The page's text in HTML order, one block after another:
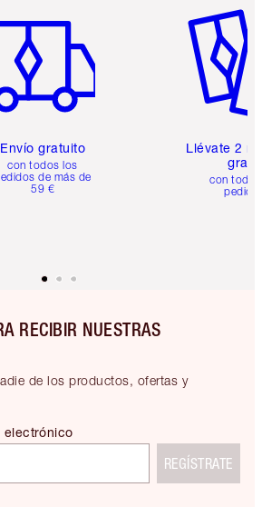
Envío gratuito
con todos los
de más de
59 €
Llévate 2
gratis
con
RECIBIR NUESTRAS
de los productos, ofertas y
electrónico
REGÍSTRATE